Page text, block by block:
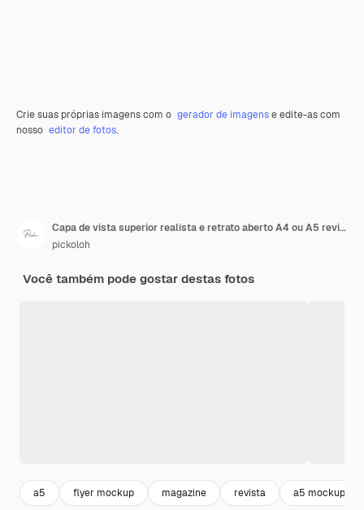
Crie suas próprias imagens com o gerador de imagense edite-as com
nosso editor de fotos.
Capa de vista superior realista e retrato aberto A4 ou A5 revista ou brochura para artigos de papelaria e branding Modelo de maquete isolado fundo cinza claro e sobreposição de sombra de folha renderização em 3D
pickoloh
Você também pode gostar destas fotos
a5 flyer mockup magazine revista a5 mockup